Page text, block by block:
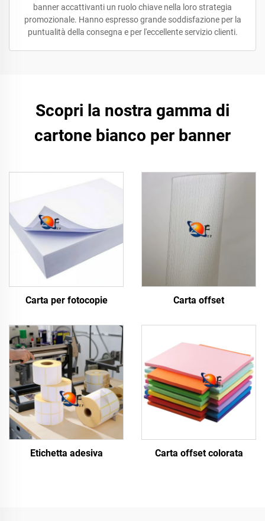
banner accattivanti un ruolo chiave nella loro strategia
promozionale. Hanno espresso grande soddisfazione per la
puntualità della consegna e per l'eccellente servizio clienti.
Scopri la nostra gamma di
cartone bianco per banner
Carta per fotocopie Carta offset
Etichetta adesiva Carta offset colorata